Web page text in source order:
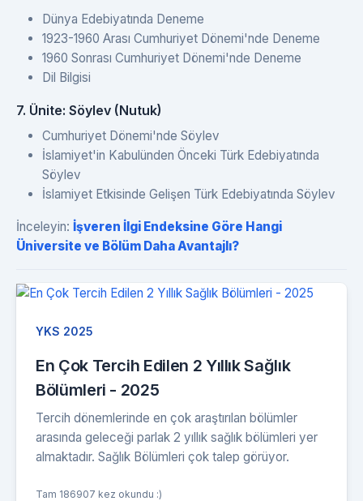
Dünya Edebiyatında Deneme
1923-1960 Arası Cumhuriyet Dönemi'nde Deneme
1960 Sonrası Cumhuriyet Dönemi'nde Deneme
Dil Bilgisi
7. Ünite: Söylev (Nutuk)
Cumhuriyet Dönemi'nde Söylev
İslamiyet'in Kabulünden Önceki Türk Edebiyatında
Söylev
İslamiyet Etkisinde Gelişen Türk Edebiyatında Söylev
İnceleyin: İşveren İlgi Endeksine Göre Hangi
Üniversite ve Bölüm Daha Avantajlı?
YKS 2025
En Çok Tercih Edilen 2 Yıllık Sağlık
Bölümleri - 2025
Tercih dönemlerinde en çok araştırılan bölümler
arasında geleceği parlak 2 yıllık sağlık bölümleri yer
almaktadır. Sağlık Bölümleri çok talep görüyor.
Tam 186907 kez okundu :)